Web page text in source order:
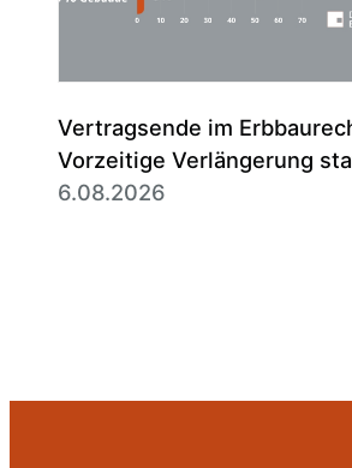
Vertragsende im
Vorzeitige Verlängerung
Entschädigung ist die Regel
6.08.2026